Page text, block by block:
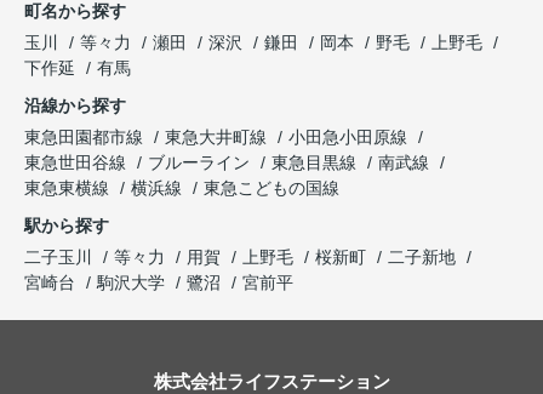
町名から探す
玉川
等々力 瀬田 深沢 鎌田 岡本 野毛
上野毛
下作延
有馬
沿線から探す
東急田園都市線
東急大井町線
小田急小田原線
東急世田谷線
ブルーライン 東急目黒線
南武線
東急東横線
横浜線
東急こどもの国線
駅から探す
二子玉川
等々力 用賀 上野毛 桜新町
二子新地
宮崎台
駒沢大学 鷺沼 宮前平
株式会社ライフステーション